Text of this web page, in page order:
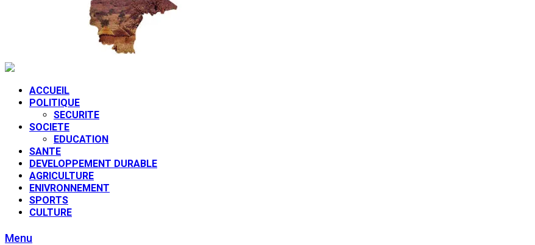
ACCUEIL
POLITIQUE
SECURITE
SOCIETE
EDUCATION
SANTE
DEVELOPPEMENT DURABLE
AGRICULTURE
ENIVRONNEMENT
SPORTS
CULTURE
Menu